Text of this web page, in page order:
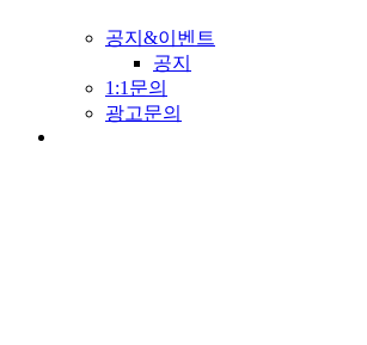
공지&이벤트
공지
1:1문의
광고문의